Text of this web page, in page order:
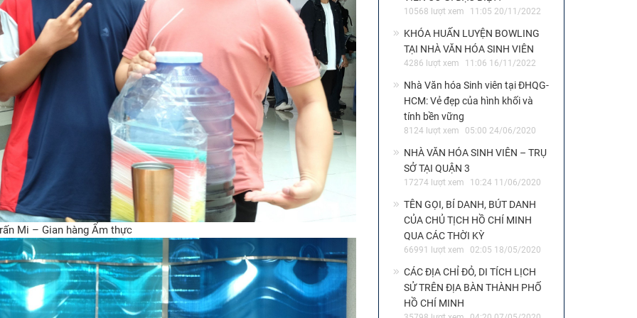
Mi – Gian hàng Ẩm thực
10568 lượt xem 11:05 20/11/2022
KHÓA HUẤN LUYỆN BOWLING
TẠI NHÀ VĂN HÓA SINH VIÊN
4286 lượt xem 11:06 16/11/2022
Nhà Văn hóa Sinh viên tại ĐHQG-
HCM: Vẻ đẹp của hình khối và
tính bền vững
8124 lượt xem 05:00 24/06/2020
NHÀ VĂN HÓA SINH VIÊN – TRỤ
SỞ TẠI QUẬN 3
17274 lượt xem 10:24 11/06/2020
TÊN GỌI, BÍ DANH, BÚT DANH
CỦA CHỦ TỊCH HỒ CHÍ MINH
QUA CÁC THỜI KỲ
66991 lượt xem 02:05 18/05/2020
CÁC ĐỊA CHỈ ĐỎ, DI TÍCH LỊCH
SỬ TRÊN ĐỊA BÀN THÀNH PHỐ
HỒ CHÍ MINH